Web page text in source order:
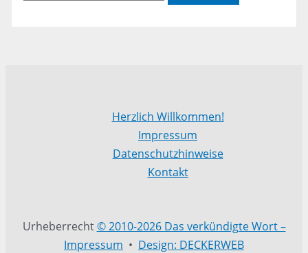
Herzlich Willkommen!
Impressum
Datenschutzhinweise
Kontakt
Urheberrecht© 2010-2026 Das verkündigte Wort –
Impressum • Design: DECKERWEB